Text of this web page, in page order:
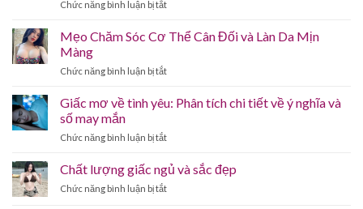
Chức năng bình luận bị tắtở
Mơ
Của
Gái:
Trong
✨
Mẹo Chăm Sóc Cơ Thể Cân Đối và Làn Da Mịn
Màng
Chức năng bình luận bị tắtở
Chăm
Thể
Đối
Làn
Giấc mơ về tình yêu: Phân tích chi tiết về ý nghĩa và
số may mắn
Chức năng bình luận bị tắtở
mơ
về
tình
Chất lượng giấc ngủ và sắc đẹp
Chức năng bình luận bị tắtở